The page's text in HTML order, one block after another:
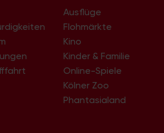
Ausflüge
Flohmärkte
Kino
Kinder & Familie
Online-Spiele
Kölner Zoo
Phantasialand